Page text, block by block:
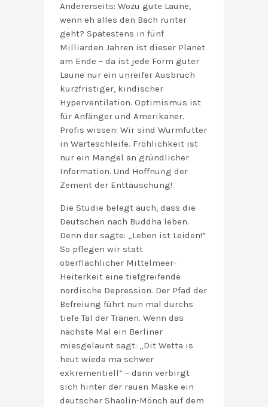
Andererseits: Wozu gute Laune,
wenn eh alles den Bach runter
geht? Spätestens in fünf
Milliarden Jahren ist dieser Planet
am Ende – da ist jede Form guter
Laune nur ein unreifer Ausbruch
kurzfristiger, kindischer
Hyperventilation. Optimismus ist
für Anfänger und Amerikaner.
Profis wissen: Wir sind Wurmfutter
in Warteschleife. Fröhlichkeit ist
nur ein Mangel an gründlicher
Information. Und Hoffnung der
Zement der Enttäuschung!
Die Studie belegt auch, dass die
Deutschen nach Buddha leben.
Denn der sagte: „Leben ist Leiden!“
So pflegen wir statt
oberflächlicher Mittelmeer-
Heiterkeit eine tiefgreifende
nordische Depression. Der Pfad der
Befreiung führt nun mal durchs
tiefe Tal der Tränen. Wenn das
nächste Mal ein Berliner
miesgelaunt sagt: „Dit Wetta is
heut wieda ma schwer
exkrementiell“ – dann verbirgt
sich hinter der rauen Maske ein
deutscher Shaolin-Mönch auf dem